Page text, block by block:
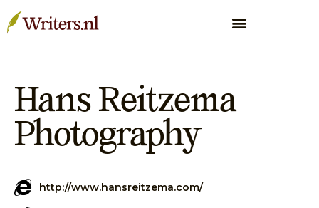
Hans Reitzema
Photography
http://www.hansreitzema.com/